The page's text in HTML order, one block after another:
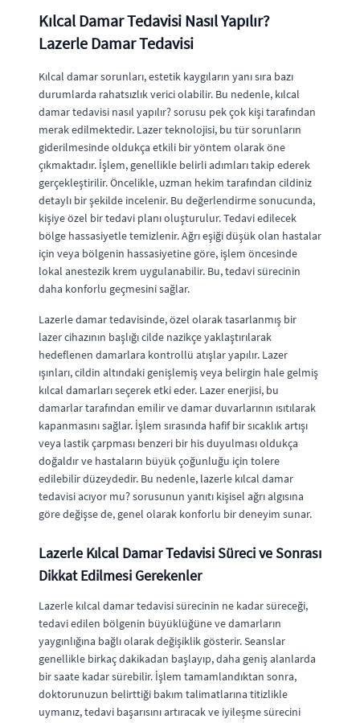
Kılcal Damar Tedavisi Nasıl Yapılır?
Lazerle Damar Tedavisi
Kılcal damar sorunları, estetik kaygıların yanı sıra bazı
durumlarda rahatsızlık verici olabilir. Bu nedenle, kılcal
damar tedavisi nasıl yapılır? sorusu pek çok kişi tarafından
merak edilmektedir. Lazer teknolojisi, bu tür sorunların
giderilmesinde oldukça etkili bir yöntem olarak öne
çıkmaktadır. İşlem, genellikle belirli adımları takip ederek
gerçekleştirilir. Öncelikle, uzman hekim tarafından cildiniz
detaylı bir şekilde incelenir. Bu değerlendirme sonucunda,
kişiye özel bir tedavi planı oluşturulur. Tedavi edilecek
bölge hassasiyetle temizlenir. Ağrı eşiği düşük olan hastalar
için veya bölgenin hassasiyetine göre, işlem öncesinde
lokal anestezik krem uygulanabilir. Bu, tedavi sürecinin
daha konforlu geçmesini sağlar.
Lazerle damar tedavisinde, özel olarak tasarlanmış bir
lazer cihazının başlığı cilde nazikçe yaklaştırılarak
hedeflenen damarlara kontrollü atışlar yapılır. Lazer
ışınları, cildin altındaki genişlemiş veya belirgin hale gelmiş
kılcal damarları seçerek etki eder. Lazer enerjisi, bu
damarlar tarafından emilir ve damar duvarlarının ısıtılarak
kapanmasını sağlar. İşlem sırasında hafif bir sıcaklık artışı
veya lastik çarpması benzeri bir his duyulması oldukça
doğaldır ve hastaların büyük çoğunluğu için tolere
edilebilir düzeydedir. Bu nedenle, lazerle kılcal damar
tedavisi acıyor mu? sorusunun yanıtı kişisel ağrı algısına
göre değişse de, genel olarak konforlu bir deneyim sunar.
Lazerle Kılcal Damar Tedavisi Süreci ve Sonrası
Dikkat Edilmesi Gerekenler
Lazerle kılcal damar tedavisi sürecinin ne kadar süreceği,
tedavi edilen bölgenin büyüklüğüne ve damarların
yaygınlığına bağlı olarak değişiklik gösterir. Seanslar
genellikle birkaç dakikadan başlayıp, daha geniş alanlarda
bir saate kadar sürebilir. İşlem tamamlandıktan sonra,
doktorunuzun belirttiği bakım talimatlarına titizlikle
uymanız, tedavi başarısını artıracak ve iyileşme sürecini